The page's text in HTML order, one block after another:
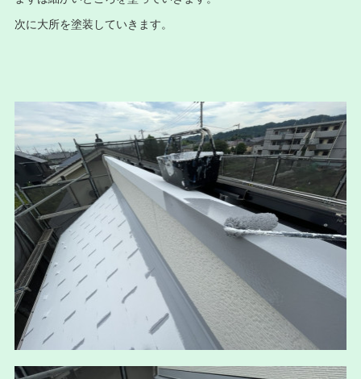
次に大所を塗装していきます。